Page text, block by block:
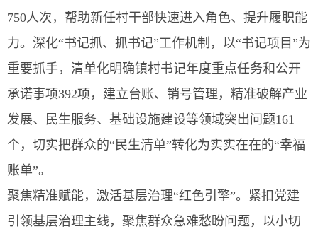
750人次，帮助新任村干部快速进入角色、提升履职能
力。深化“书记抓、抓书记”工作机制，以“书记项目”为
重要抓手，清单化明确镇村书记年度重点任务和公开
承诺事项392项，建立台账、销号管理，精准破解产业
发展、民生服务、基础设施建设等领域突出问题161
个，切实把群众的“民生清单”转化为实实在在的“幸福
账单”。
聚焦精准赋能，激活基层治理“红色引擎”。紧扣党建
引领基层治理主线，聚焦群众急难愁盼问题，以小切